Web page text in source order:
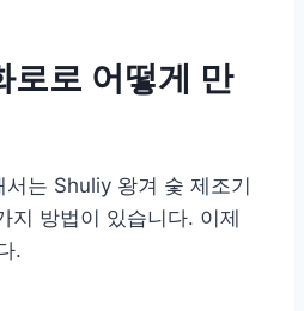
로로 어떻게 만
는 Shuliy 왕겨 숯 제조기
지 방법이 있습니다. 이제
.